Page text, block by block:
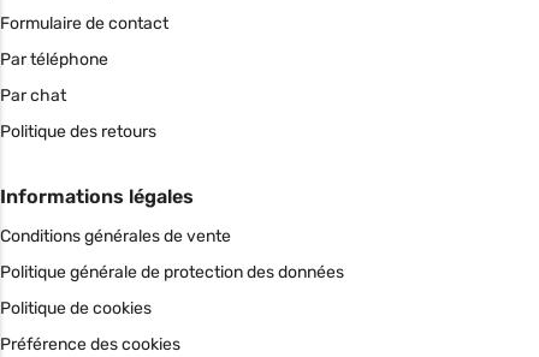
Formulaire de contact
Par téléphone
Par chat
Politique des retours
Informations légales
Conditions générales de vente
Politique générale de protection des données
Politique de cookies
Préférence des cookies